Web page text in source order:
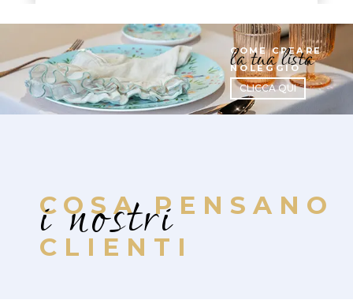
COME CREARE
la tua lista
NOLEGGIO
CLICCA QUI
COSA PENSANO
i nostri
CLIENTI